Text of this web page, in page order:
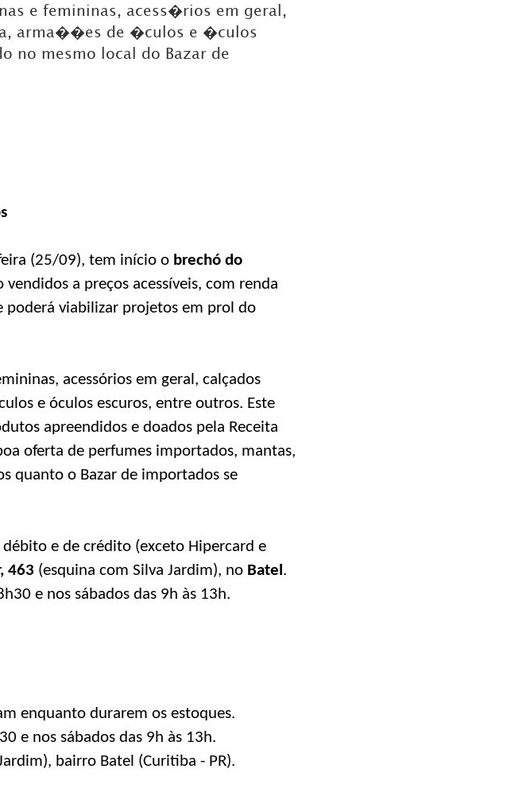
e femininas, acess�rios em geral,
arma��es de �culos e �culos
no mesmo local do Bazar de
(25/09), tem início o brechó do
a preços acessíveis, com renda
viabilizar projetos em prol do
acessórios em geral, calçados
e óculos escuros, entre outros. Este
apreendidos e doados pela Receita
oferta de perfumes importados, mantas,
quanto o Bazar de importados se
e de crédito (exceto Hipercard e
463 (esquina com Silva Jardim), no Batel.
e nos sábados das 9h às 13h.
enquanto durarem os estoques.
e nos sábados das 9h às 13h.
bairro Batel (Curitiba - PR).